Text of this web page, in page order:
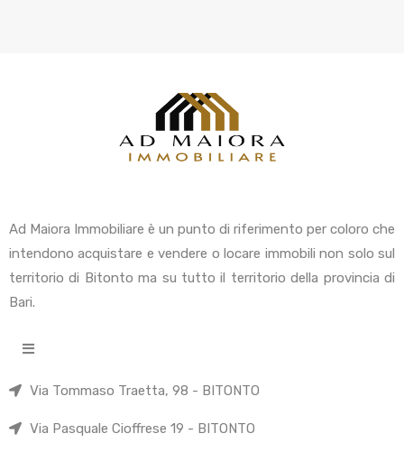
Ad Maiora Immobiliare è un punto di riferimento per coloro che
intendono acquistare e vendere o locare immobili non solo sul
territorio di Bitonto ma su tutto il territorio della provincia di
Bari.
Via Tommaso Traetta, 98 - BITONTO
Via Pasquale Cioffrese 19 - BITONTO